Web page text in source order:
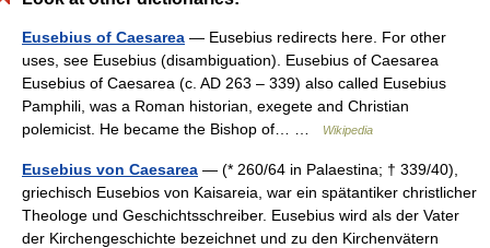
Eusebius of Caesarea — Eusebius redirects here. For other
uses, see Eusebius (disambiguation). Eusebius of Caesarea
Eusebius of Caesarea (c. AD 263 – 339) also called Eusebius
Pamphili, was a Roman historian, exegete and Christian
polemicist. He became the Bishop of… …
Wikipedia
Eusebius von Caesarea — (* 260/64 in Palaestina; † 339/40),
griechisch Eusebios von Kaisareia, war ein spätantiker christlicher
Theologe und Geschichtsschreiber. Eusebius wird als der Vater
der Kirchengeschichte bezeichnet und zu den Kirchenvätern